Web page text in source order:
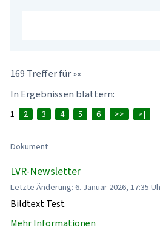
169 Treffer für »«
In Ergebnissen blättern:
1 2 3 4 5 6 >> >|
Dokument
LVR-Newsletter
Letzte Änderung: 6. Januar 2026, 17:35
Bildtext Test
Mehr Informationen